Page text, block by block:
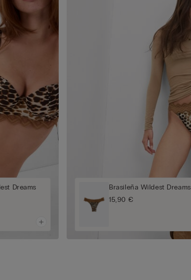
Dreams
Brasileña Wildest Dreams
15,90 €